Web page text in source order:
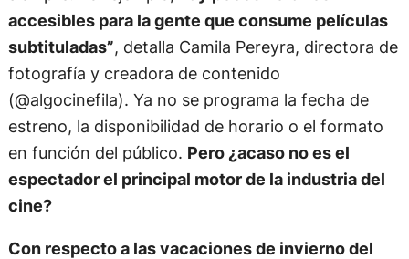
accesibles para la gente que consume películas
subtituladas”, detalla Camila Pereyra, directora de
fotografía y creadora de contenido
(@algocinefila). Ya no se programa la fecha de
estreno, la disponibilidad de horario o el formato
en función del público. Pero ¿acaso no es el
espectador el principal motor de la industria del
cine?
Con respecto a las vacaciones de invierno del